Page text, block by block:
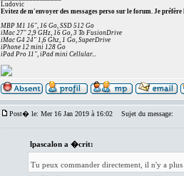
Ludovic
Evitez de m'envoyer des messages perso sur le forum. Je préfère
MBP M1 16", 16 Go, SSD 512 Go
iMac 27" 2,9 GHz, 16 Go, 3 To FusionDrive
iMac G4 24" 1,6 Ghz, 1 Go, SuperDrive
iPhone 12 mini 128 Go
iPad Pro 11", iPad mini Cellular...
Post� le: Mer 16 Jan 2019 à 16:02 Sujet du message:
lpascalon a �crit:
Tu peux commander directement, il n'y a